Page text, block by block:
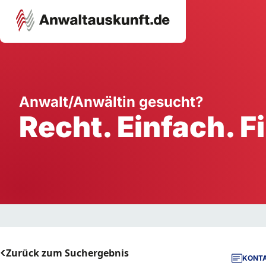
Ausbildung
Handwerk
Dienstleistung
Anwalt/Anwältin gesucht?
Recht. Einfach.
Zurück zum Suchergebnis